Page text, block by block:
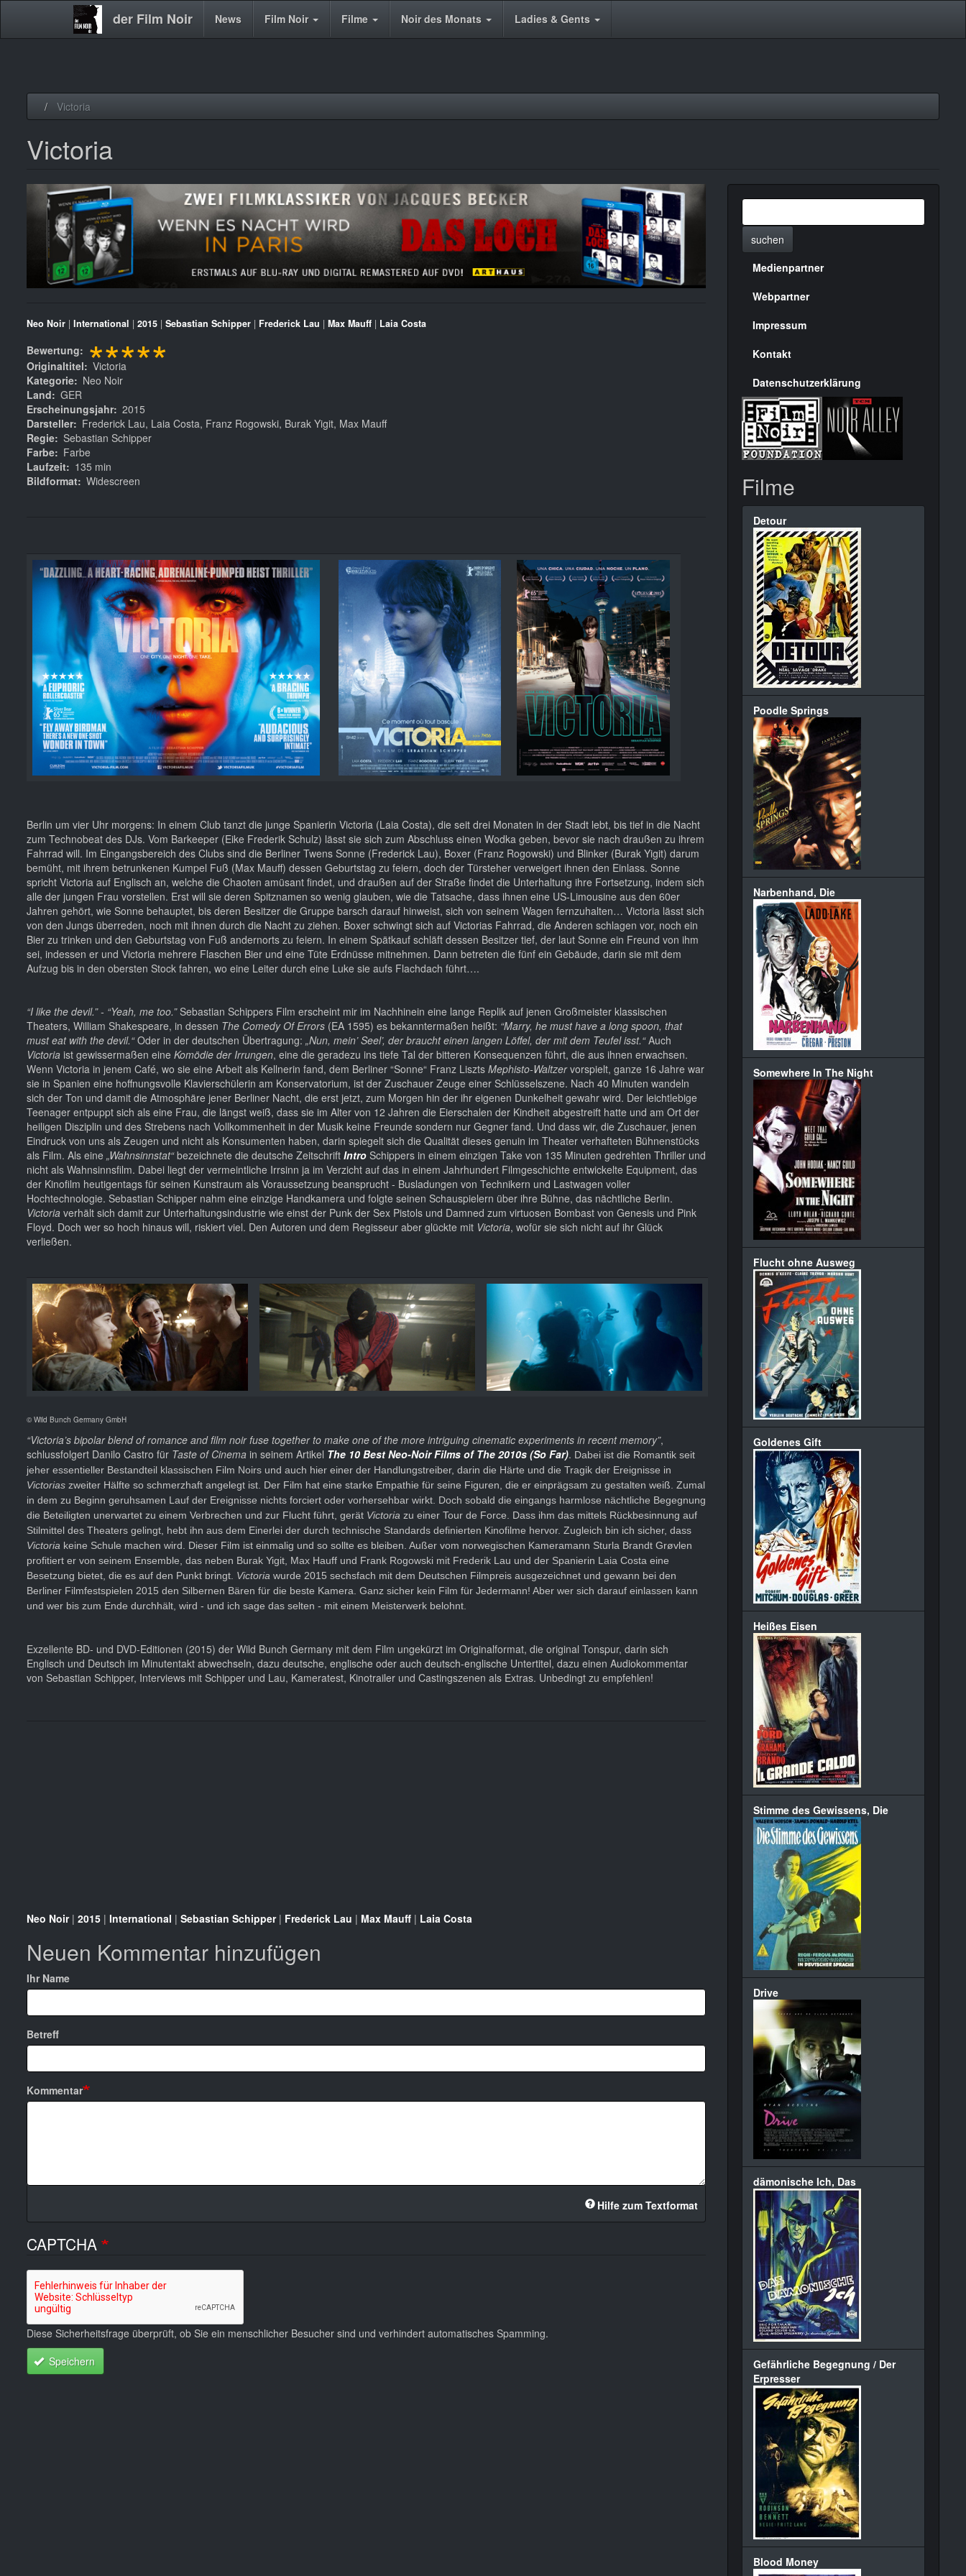
der Film Noir
Main News Film Noir Filme Noir des Monats Ladies & Gents
Victoria
Victoria
Neo Noir | International | 2015 | Sebastian Schipper | Frederick Lau | Max Mauff | Laia Costa
Bewertung *****
Originaltitel
Victoria
Kategorie
Neo Noir
Land
GER
Erscheinungsjahr 2015
Darsteller
Frederick Lau, Laia Costa, Franz Rogowski, Burak Yigit, Max Mauff
Regie Sebastian Schipper
Farbe
Farbe
Laufzeit
135 min
Bildformat Widescreen
Berlin um vier Uhr morgens: In einem Club tanzt die junge Spanierin Victoria (Laia Costa), die seit drei Monaten in der Stadt lebt, bis tief in die Nacht
zum Technobeat des DJs. Vom Barkeeper (Eike Frederik Schulz) lässt sie sich zum Abschluss einen Wodka geben, bevor sie nach draußen zu ihrem
Fahrrad will. Im Eingangsbereich des Clubs sind die Berliner Twens Sonne (Frederick Lau), Boxer (Franz Rogowski) und Blinker (Burak Yigit) darum
bemüht, mit ihrem betrunkenen Kumpel Fuß (Max Mauff) dessen Geburtstag zu feiern, doch der Türsteher verweigert ihnen den Einlass. Sonne
spricht Victoria auf Englisch an, welche die Chaoten amüsant findet, und draußen auf der Straße findet die Unterhaltung ihre Fortsetzung, indem sich
alle der jungen Frau vorstellen. Erst will sie deren Spitznamen so wenig glauben, wie die Tatsache, dass ihnen eine US-Limousine aus den 60er
Jahren gehört, wie Sonne behauptet, bis deren Besitzer die Gruppe barsch darauf hinweist, sich von seinem Wagen fernzuhalten… Victoria lässt sich
von den Jungs überreden, noch mit ihnen durch die Nacht zu ziehen. Boxer schwingt sich auf Victorias Fahrrad, die Anderen schlagen vor, noch ein
Bier zu trinken und den Geburtstag von Fuß andernorts zu feiern. In einem Spätkauf schläft dessen Besitzer tief, der laut Sonne ein Freund von ihm
sei, indessen er und Victoria mehrere Flaschen Bier und eine Tüte Erdnüsse mitnehmen. Dann betreten die fünf ein Gebäude, darin sie mit dem
Aufzug bis in den obersten Stock fahren, wo eine Leiter durch eine Luke sie aufs Flachdach führt….
“I like the devil.” - “Yeah, me too.”Sebastian Schippers Film erscheint mir im Nachhinein eine lange Replik auf jenen Großmeister klassischen
Theaters, William Shakespeare, in dessen The Comedy Of Errors (EA 1595) es bekanntermaßen heißt: “Marry, he must have a long spoon, that
must eat with the devil.“Oder in der deutschen Übertragung: „Nun, mein’ Seel’, der braucht einen langen Löffel, der mit dem Teufel isst.“Auch
Victoria ist gewissermaßen eine Komödie der Irrungen, eine die geradezu ins tiefe Tal der bitteren Konsequenzen führt, die aus ihnen erwachsen.
Wenn Victoria in jenem Café, wo sie eine Arbeit als Kellnerin fand, dem Berliner “Sonne“ Franz Liszts Mephisto-Waltzervorspielt, ganze 16 Jahre war
sie in Spanien eine hoffnungsvolle Klavierschülerin am Konservatorium, ist der Zuschauer Zeuge einer Schlüsselszene. Nach 40 Minuten wandeln
sich der Ton und damit die Atmosphäre jener Berliner Nacht, die erst jetzt, zum Morgen hin der ihr eigenen Dunkelheit gewahr wird. Der leichtlebige
Teenager entpuppt sich als eine Frau, die längst weiß, dass sie im Alter von 12 Jahren die Eierschalen der Kindheit abgestreift hatte und am Ort der
heiligen Disziplin und des Strebens nach Vollkommenheit in der Musik keine Freunde sondern nur Gegner fand. Und dass wir, die Zuschauer, jenen
Eindruck von uns als Zeugen und nicht als Konsumenten haben, darin spiegelt sich die Qualität dieses genuin im Theater verhafteten Bühnenstücks
als Film. Als eine „Wahnsinnstat“bezeichnete die deutsche Zeitschrift Intro Schippers in einem einzigen Take von 135 Minuten gedrehten Thriller und
nicht als Wahnsinnsfilm. Dabei liegt der vermeintliche Irrsinn ja im Verzicht auf das in einem Jahrhundert Filmgeschichte entwickelte Equipment, das
der Kinofilm heutigentags für seinen Kunstraum als Voraussetzung beansprucht - Busladungen von Technikern und Lastwagen voller
Hochtechnologie. Sebastian Schipper nahm eine einzige Handkamera und folgte seinen Schauspielern über ihre Bühne, das nächtliche Berlin.
Victoria verhält sich damit zur Unterhaltungsindustrie wie einst der Punk der Sex Pistols und Damned zum virtuosen Bombast von Genesis und Pink
Floyd. Doch wer so hoch hinaus will, riskiert viel. Den Autoren und dem Regisseur aber glückte mit Victoria, wofür sie sich nicht auf ihr Glück
verließen.
© Wild Bunch Germany GmbH
“Victoria’s bipolar blend of romance and film noir fuse together to make one of the more intriguing cinematic experiments in recent memory”,
schlussfolgert Danilo Castro für Taste of Cinema in seinem Artikel The 10 Best Neo-Noir Films of The 2010s (So Far). Dabei ist die Romantik seit
jeher essentieller Bestandteil klassischen Film Noirs und auch hier einer der Handlungstreiber, darin die Härte und die Tragik der Ereignisse in
Victorias zweiter Hälfte so schmerzhaft angelegt ist. Der Film hat eine starke Empathie für seine Figuren, die er einprägsam zu gestalten weiß. Zumal
in dem zu Beginn geruhsamen Lauf der Ereignisse nichts forciert oder vorhersehbar wirkt. Doch sobald die eingangs harmlose nächtliche Begegnung
die Beteiligten unerwartet zu einem Verbrechen und zur Flucht führt, gerät Victoria zu einer Tour de Force. Dass ihm das mittels Rückbesinnung auf
Stilmittel des Theaters gelingt, hebt ihn aus dem Einerlei der durch technische Standards definierten Kinofilme hervor. Zugleich bin ich sicher, dass
Victoria keine Schule machen wird. Dieser Film ist einmalig und so sollte es bleiben. Außer vom norwegischen Kameramann Sturla Brandt Grøvlen
profitiert er von seinem Ensemble, das neben Burak Yigit, Max Hauff und Frank Rogowski mit Frederik Lau und der Spanierin Laia Costa eine
Besetzung bietet, die es auf den Punkt bringt. Victoria wurde 2015 sechsfach mit dem Deutschen Filmpreis ausgezeichnet und gewann bei den
Berliner Filmfestspielen 2015 den Silbernen Bären für die beste Kamera. Ganz sicher kein Film für Jedermann! Aber wer sich darauf einlassen kann
und wer bis zum Ende durchhält, wird - und ich sage das selten - mit einem Meisterwerk belohnt.
Exzellente BD- und DVD-Editionen (2015) der Wild Bunch Germany mit dem Film ungekürzt im Originalformat, die original Tonspur, darin sich
Englisch und Deutsch im Minutentakt abwechseln, dazu deutsche, englische oder auch deutsch-englische Untertitel, dazu einen Audiokommentar
von Sebastian Schipper, Interviews mit Schipper und Lau, Kameratest, Kinotrailer und Castingszenen als Extras. Unbedingt zu empfehlen!
Neo Noir| 2015 | International | Sebastian Schipper| Frederick Lau | Max Mauff | Laia Costa
Neuen Kommentar hinzufügen
Ihr Name
Betreff
Kommentar
Hilfe zum Textformat
CAPTCHA
Diese Sicherheitsfrage überprüft, ob Sie ein menschlicher Besucher sind und verhindert automatisches Spamming.
Speichern
suchen
Menülinks
rechte
Seite
Medienpartner
Webpartner
Impressum
Kontakt
Datenschutzerklärung
Filme
Detour
Poodle Springs
Narbenhand, Die
Somewhere In The Night
Flucht ohne Ausweg
Goldenes Gift
Heißes Eisen
Stimme des Gewissens, Die
Drive
dämonische Ich, Das
Gefährliche Begegnung / Der
Erpresser
Blood Money